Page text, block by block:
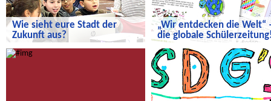
Wie sieht eure Stadt der
Zukunft aus?
Wie sieht eure Stadt der Zukunft aus?
„Wir entdecken die Welt“
die globale
„Wir entdecken die Welt“ – die
globale Schülerzeitung!